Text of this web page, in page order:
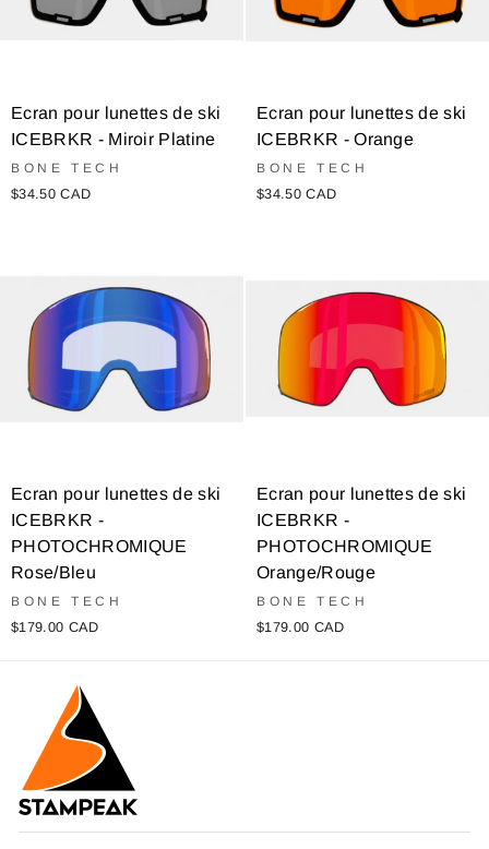
Ecran pour lunettes de ski
ICEBRKR - Miroir Platine
BONE TECH
$34.50 CAD
Ecran pour lunettes de ski
ICEBRKR - Orange
BONE TECH
$34.50 CAD
Ecran pour lunettes de ski
ICEBRKR -
PHOTOCHROMIQUE
Rose/Bleu
BONE TECH
$179.00 CAD
Ecran pour lunettes de ski
ICEBRKR -
PHOTOCHROMIQUE
Orange/Rouge
BONE TECH
$179.00 CAD